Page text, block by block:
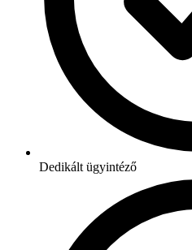
Dedikált ügyintéző